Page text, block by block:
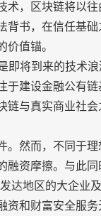
，区块链将以往
书，在信任基础
值锚。
即将到来的技术
于建设金融公有
与真实商业社会
然而，不同于理
融资摩擦。与此
达地区的大企业
资和财富安全服